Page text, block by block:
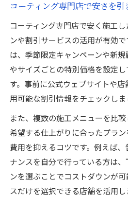
カーコーティング専門
解説
お得なカーコーティング活
カーコーティング安い
法
車コーティング安いお
ガラスコーティングを
は
カーコーティング格安
方
カーコーティング安い
コーティング専門店で安さを引
コーティング専門店で安く施工
ンや割引サービスの活用が有効
は、季節限定キャンペーンや新
やサイズごとの特別価格を設定
す。事前に公式ウェブサイトや
用可能な割引情報をチェックしま
また、複数の施工メニューを比
希望する仕上がりに合ったプラ
費用を抑えるコツです。例えば
ナンスを自分で行っている方は
ンを選ぶことでコストダウンが
スだけを選択できる店舗を活用し